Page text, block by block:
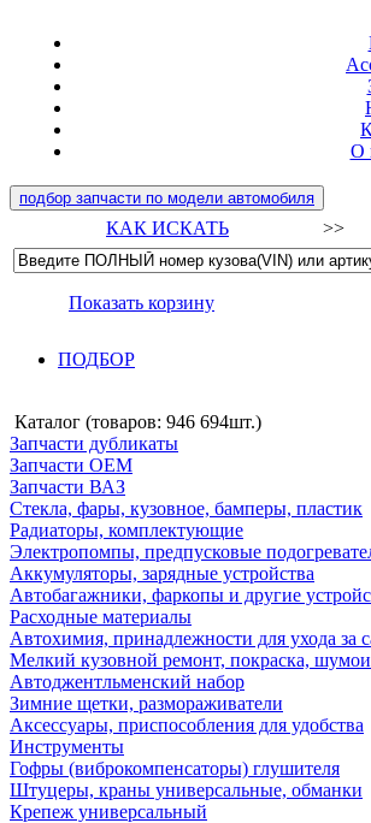
О
подбор запчасти по модели автомобиля
КАК ИСКАТЬ >>
Показать корзину
ПОДБОР
Каталог (товаров: 946 694шт.)
Запчасти дубликаты
Запчасти ОЕМ
Запчасти ВАЗ
Стекла, фары, кузовное, бамперы, пластик
Радиаторы, комплектующие
Электропомпы, предпусковые
Аккумуляторы, зарядные устройства
Автобагажники, фаркопы и другие
Расходные материалы
Автохимия, принадлежности для ухода за
Мелкий кузовной ремонт, покраска,
Автоджентльменский набор
Зимние щетки, размораживатели
Аксессуары, приспособления для удобства
Инструменты
Гофры (виброкомпенсаторы) глушителя
Штуцеры, краны универсальные, обманки
Крепеж универсальный